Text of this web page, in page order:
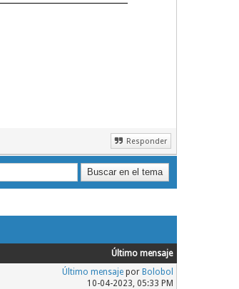
Responder
Último mensaje
Último mensajepor Bolobol
10-04-2023, 05:33 PM